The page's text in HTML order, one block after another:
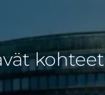
kohteet